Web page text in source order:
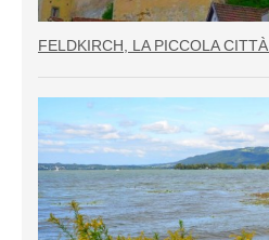
FELDKIRCH, LA PICCOLA